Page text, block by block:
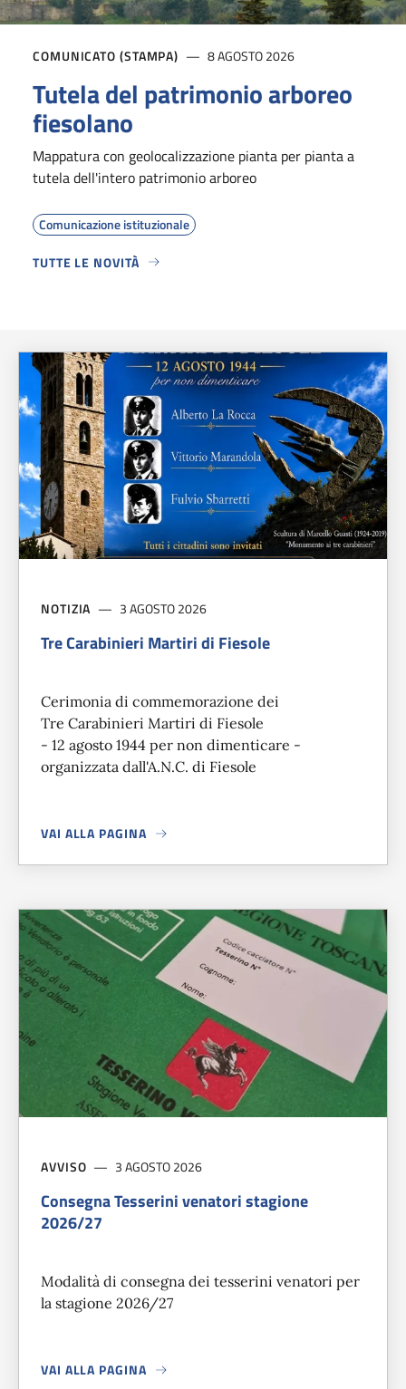
COMUNICATO (STAMPA) 8 AGOSTO 2026
Tutela del patrimonio arboreo
fiesolano
Mappatura con geolocalizzazione pianta per pianta a
tutela dell'intero patrimonio arboreo
Comunicazione istituzionale
TUTTE LE NOVITÀ
NOTIZIA 3 AGOSTO 2026
Tre Carabinieri Martiri di Fiesole
Cerimonia di commemorazione dei
Tre Carabinieri Martiri di Fiesole
- 12 agosto 1944 per non dimenticare -
organizzata dall'A.N.C. di Fiesole
VAI ALLA PAGINA
A PROPOSITO DITRE CARABINIERI MARTIRI DI FIESOLE
AVVISO 3 AGOSTO 2026
Consegna Tesserini venatori stagione
2026/27
Modalità di consegna dei tesserini venatori per
la stagione 2026/27
VAI ALLA PAGINA
A PROPOSITO DICONSEGNA TESSERINI VENATORI